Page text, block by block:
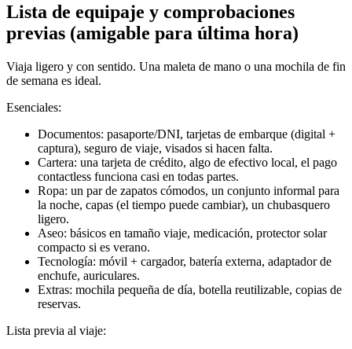
Lista de equipaje y comprobaciones
previas (amigable para última hora)
Viaja ligero y con sentido. Una maleta de mano o una mochila de fin
de semana es ideal.
Esenciales:
Documentos: pasaporte/DNI, tarjetas de embarque (digital +
captura), seguro de viaje, visados si hacen falta.
Cartera: una tarjeta de crédito, algo de efectivo local, el pago
contactless funciona casi en todas partes.
Ropa: un par de zapatos cómodos, un conjunto informal para
la noche, capas (el tiempo puede cambiar), un chubasquero
ligero.
Aseo: básicos en tamaño viaje, medicación, protector solar
compacto si es verano.
Tecnología: móvil + cargador, batería externa, adaptador de
enchufe, auriculares.
Extras: mochila pequeña de día, botella reutilizable, copias de
reservas.
Lista previa al viaje: